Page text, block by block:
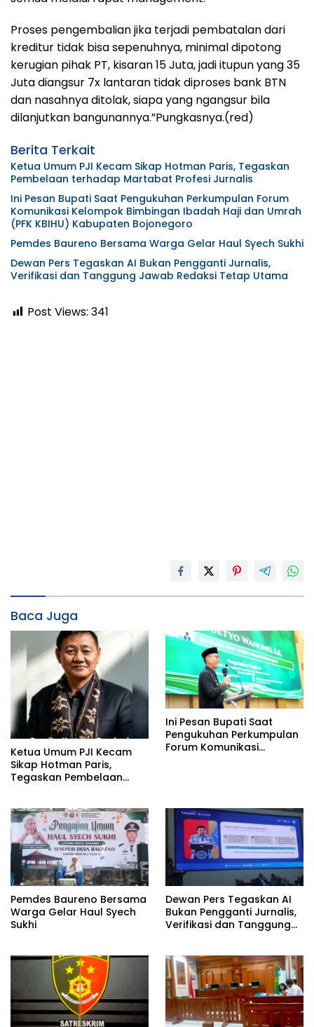
Proses pengembalian jika terjadi pembatalan dari
kreditur tidak bisa sepenuhnya, minimal dipotong
kerugian pihak PT, kisaran 15 Juta, jadi itupun yang 35
Juta diangsur 7x lantaran tidak diproses bank BTN
dan nasahnya ditolak, siapa yang ngangsur bila
dilanjutkan bangunannya.”Pungkasnya.(red)
Berita Terkait
Ketua Umum PJI Kecam Sikap Hotman Paris, Tegaskan
Pembelaan terhadap Martabat Profesi Jurnalis
Ini Pesan Bupati Saat Pengukuhan Perkumpulan Forum
Komunikasi Kelompok Bimbingan Ibadah Haji dan Umrah
(PFK KBIHU) Kabupaten Bojonegoro
Pemdes Baureno Bersama Warga Gelar Haul Syech Sukhi
Dewan Pers Tegaskan AI Bukan Pengganti Jurnalis,
Verifikasi dan Tanggung Jawab Redaksi Tetap Utama
Post Views: 341
Baca Juga
Ketua Umum PJI Kecam
Sikap Hotman Paris,
Tegaskan Pembelaan
Ini Pesan Bupati Saat
Pengukuhan Perkumpulan
Forum Komunikasi
Pemdes Baureno Bersama
Warga Gelar Haul Syech
Sukhi
Dewan Pers Tegaskan AI
Bukan Pengganti Jurnalis,
Verifikasi dan Tanggung